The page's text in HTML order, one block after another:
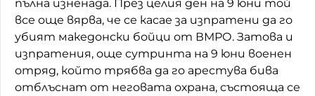
пълна изненада. През целия ден на 9 юни той
все още вярва, че се касае за изпратени да го
убият македонски бойци от ВМРО. Затова и
изпратения, още сутринта на 9 юни военен
отряд, който трябва да го арестува бива
отблъснат от неговата охрана, състояща се